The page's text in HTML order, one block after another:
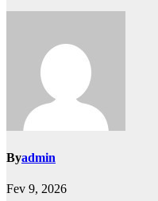
Byadmin
Fev 9, 2026